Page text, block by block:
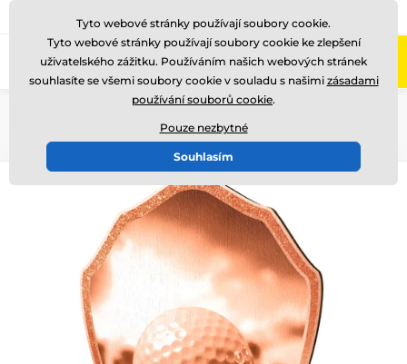
Zavolejte nám (Po-Pá 8-17)
Tyto webové stránky používají soubory cookie.
Tyto webové stránky používají soubory cookie ke zlepšení
uživatelského zážitku. Používáním našich webových stránek
souhlasíte se všemi soubory cookie v souladu s našimi zásadami
používání souborů cookie.
Pouze nezbytné
Souhlasím